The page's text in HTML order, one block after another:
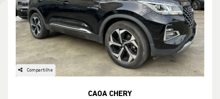
Compartilhe
CAOA CHERY